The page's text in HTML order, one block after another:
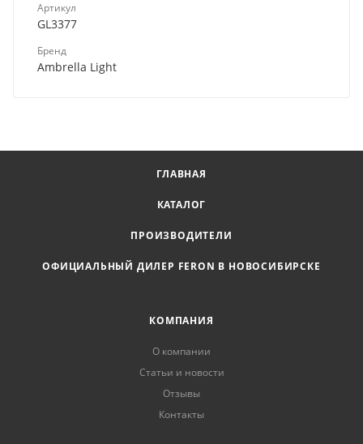
Артикул
GL3377
Бренд
Ambrella Light
ГЛАВНАЯ
КАТАЛОГ
ПРОИЗВОДИТЕЛИ
ОФИЦИАЛЬНЫЙ ДИЛЕР FERON В НОВОСИБИРСКЕ
КОМПАНИЯ
О компании
Статьи и новости
Отзывы
Контакты